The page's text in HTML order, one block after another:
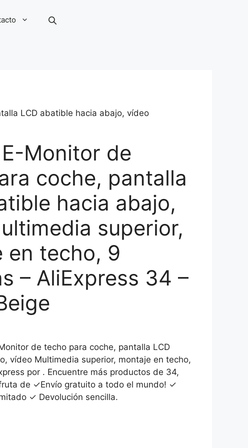
LCD abatible hacia abajo, vídeo
Monitor de
coche, pantalla
hacia abajo,
superior,
en techo, 9
– AliExpress 34 –
de techo para coche, pantalla LCD
vídeo Multimedia superior, montaje en techo,
por . Encuentre más productos de 34,
de ✓Envío gratuito a todo el mundo! ✓
✓ Devolución sencilla.